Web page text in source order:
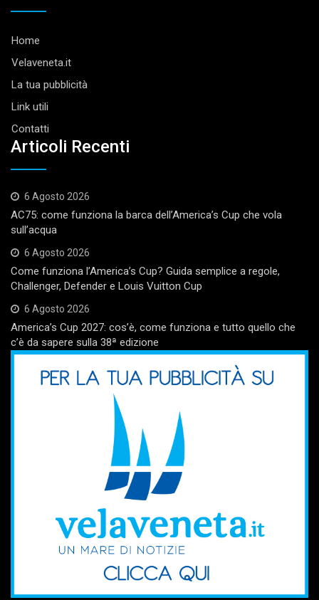
Home
Velaveneta.it
La tua pubblicità
Link utili
Contatti
Articoli Recenti
6 Agosto 2026
AC75: come funziona la barca dell’America’s Cup che vola
sull’acqua
6 Agosto 2026
Come funziona l’America’s Cup? Guida semplice a regole,
Challenger, Defender e Louis Vuitton Cup
6 Agosto 2026
America’s Cup 2027: cos’è, come funziona e tutto quello che
c’è da sapere sulla 38ª edizione